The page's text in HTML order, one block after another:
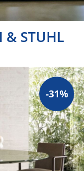
& STUHL
-31%